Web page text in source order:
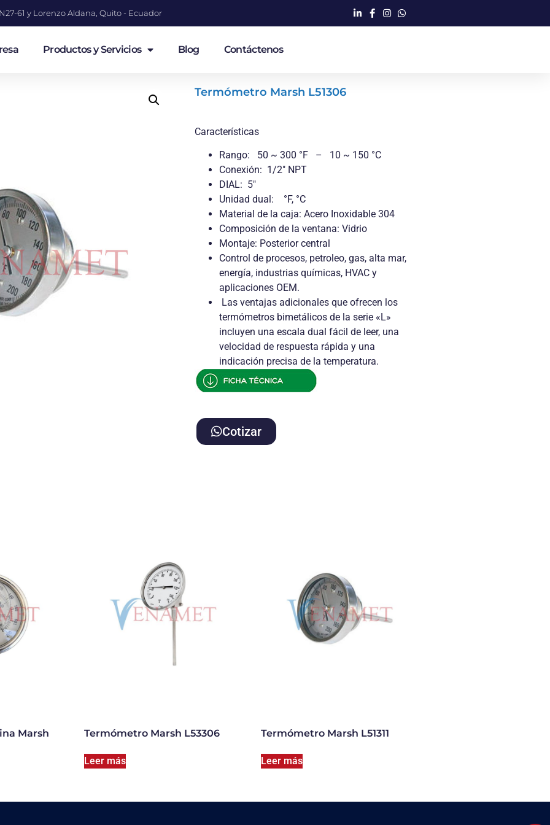
61 y Lorenzo Aldana, Quito - Ecuador
Productos y Servicios Blog Contáctenos
Termómetro Marsh L51306
Características
Rango: 50 ~ 300 °F – 10 ~ 150 °C
Conexión: 1/2″ NPT
DIAL: 5″
Unidad dual: °F, °C
Material de la caja: Acero Inoxidable 304
Composición de la ventana: Vidrio
Montaje: Posterior central
Control de procesos, petroleo, gas, alta mar,
energía, industrias químicas, HVAC y
aplicaciones OEM.
Las ventajas adicionales que ofrecen los
termómetros bimetálicos de la serie «L»
incluyen una escala dual fácil de leer, una
velocidad de respuesta rápida y una
indicación precisa de la temperatura.
Cotizar
Marsh Termómetro Marsh L53306
Leer más
Termómetro Marsh L51311
Leer más